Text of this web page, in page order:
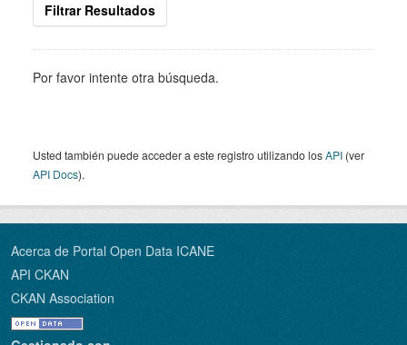
Filtrar Resultados
Por favor intente otra búsqueda.
Usted también puede acceder a este registro utilizando losAPI (ver
API Docs).
Acerca de Portal Open Data ICANE
API CKAN
CKAN Association